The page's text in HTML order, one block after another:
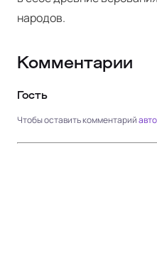
народов.
Комментарии
Гость
Чтобы оставить комментарий